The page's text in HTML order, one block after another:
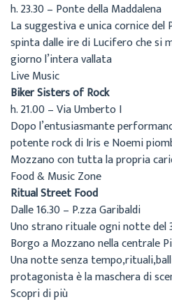
h. 23.30 – Ponte della Maddalena
La suggestiva e unica cornice del
spinta dalle ire di Lucifero che si
giorno l’intera vallata
Live Music
Biker Sisters of Rock
h. 21.00 – Via Umberto I
Dopo l’entusiasmante
potente rock di Iris e Noemi
Mozzano con tutta la propria
Food & Music Zone
Ritual Street Food
Dalle 16.30 – P.zza Garibaldi
Uno strano rituale ogni notte del
Borgo a Mozzano nella centrale
Una notte senza
protagonista è la maschera di
Scopri di più